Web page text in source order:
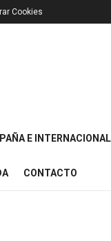
Cookies
E INTERNACIONAL
CONTACTO